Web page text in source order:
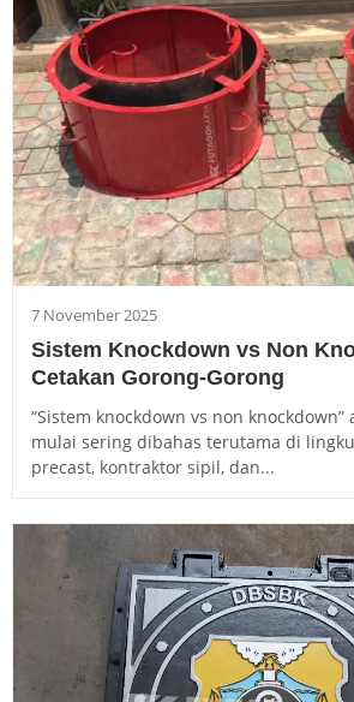
7 November 2025
Sistem Knockdown vs Non
Cetakan Gorong-Gorong
“Sistem knockdown vs non
mulai sering dibahas terutama di
precast, kontraktor sipil, dan...